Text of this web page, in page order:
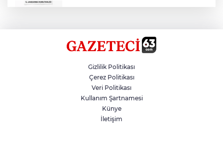
Hikmet Başak’tan Ulaşım Çalışması
Atatürk Bulvarında Asfalt Yenileniyor
Gizlilik Politikası
Çerez Politikası
Veri Politikası
Kullanım Şartnamesi
Künye
İletişim